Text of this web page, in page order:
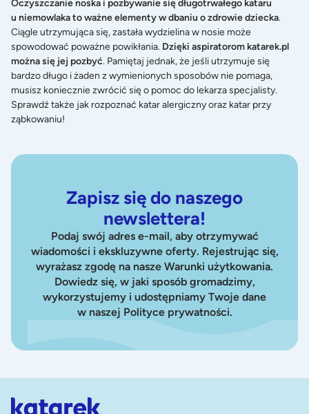
Oczyszczanie noska i pozbywanie się długotrwałego kataru
u niemowlaka to ważne elementy w dbaniu o zdrowie dziecka.
Ciągle utrzymująca się, zastała wydzielina w nosie może
spowodować poważne powikłania. Dzięki aspiratorom katarek.pl
można się jej pozbyć. Pamiętaj jednak, że jeśli utrzymuje się
bardzo długo i żaden z wymienionych sposobów nie pomaga,
musisz koniecznie zwrócić się o pomoc do lekarza specjalisty.
Sprawdź także jak rozpoznać katar alergicznyoraz katar przy
ząbkowaniu!
Zapisz się do naszego
newslettera!
Podaj swój adres e-mail, aby otrzymywać
wiadomości i ekskluzywne oferty. Rejestrując się,
wyrażasz zgodę na nasze Warunki użytkowania.
Dowiedz się, w jaki sposób gromadzimy,
wykorzystujemy i udostępniamy Twoje dane
w naszej Polityce prywatności.